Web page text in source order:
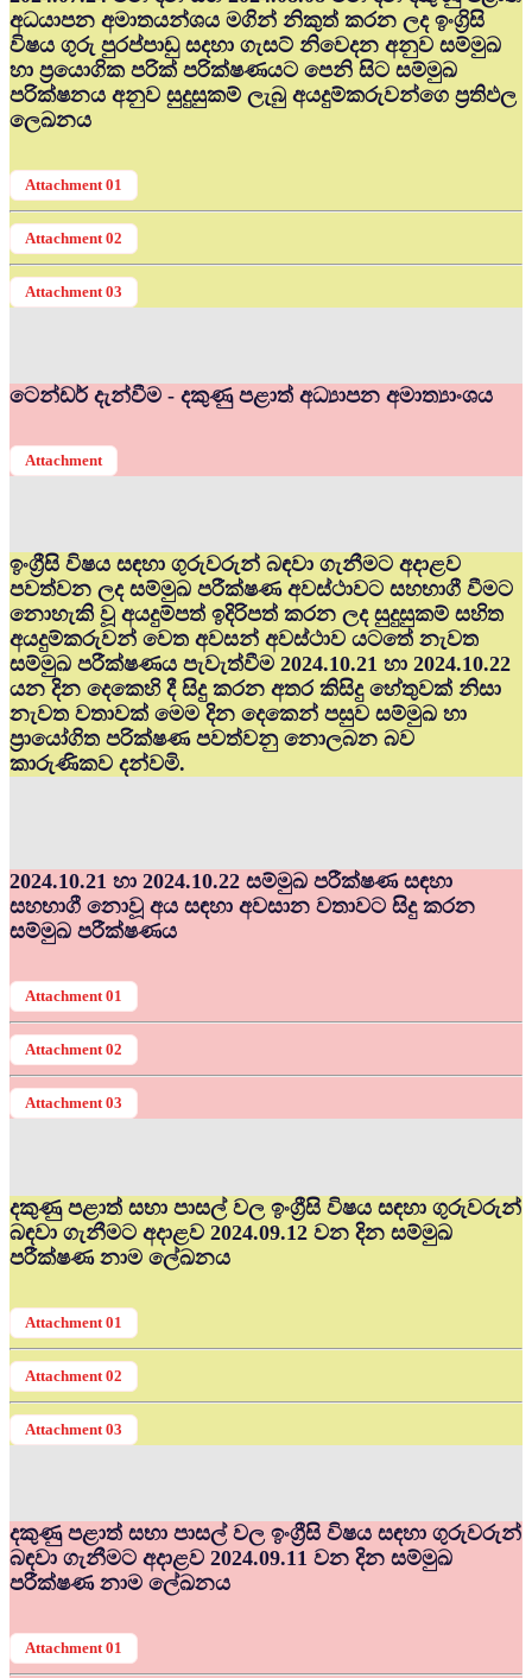
අධ‍යාපන අමාතයන්ශය මගින් නිකුත් කරන ලද ඉංග්‍රිසි
විෂය ගුරු පුරප්පාඩු සදහා ගැසට් නිවෙදන අනුව සම්මුඛ
හා ප්‍රයොගික පරික් පරික්ෂණයට පෙනි සිට සම්මුඛ
පරික්ෂනය අනුව සුදුසුකම් ලැබු අයදුම්කරුවන්ගෙ ප්‍රතිඵල
ලෙඛනය
Attachment 01
Attachment 02
Attachment 03
ටෙන්ඩර් දැන්වීම - දකුණු පළාත් අධ්‍යාපන අමාත්‍යාංශය
Attachment
ඉංග්‍රීසි විෂය සඳහා ගුරුවරුන් බඳවා ගැනීමට අදාළව
පවත්වන ලද සම්මුඛ පරීක්ෂණ අවස්ථාවට සහභාගී වීමට
නොහැකි වූ අයදුම්පත් ඉදිරිපත් කරන ලද සුදුසුකම් සහිත
අයදුම්කරුවන් වෙත අවසන් අවස්ථාව යටතේ නැවත
සම්මුඛ පරීක්ෂණය පැවැත්වීම 2024.10.21 හා 2024.10.22
යන දින දෙකෙහි දී සිදු කරන අතර කිසිදු හේතුවක් නිසා
නැවත වතාවක් මෙම දින දෙකෙන් පසුව සම්මුඛ හා
ප්‍රායෝගිත පරික්ෂණ පවත්වනු නොලබන බව
කාරුණිකව දන්වමි.
2024.10.21 හා 2024.10.22 සම්මුඛ පරීක්ෂණ සඳහා
සහභාගී නොවූ අය සඳහා අවසාන වතාවට සිදු කරන
සම්මුඛ පරීක්ෂණය
Attachment 01
Attachment 02
Attachment 03
දකුණු පළාත් සභා පාසල් වල ඉංග්‍රීසි විෂය සඳහා ගුරුවරුන්
බඳවා ගැනීමට අදාළව 2024.09.12 වන දින සම්මුඛ
පරීක්ෂණ නාම ලේඛනය
Attachment 01
Attachment 02
Attachment 03
දකුණු පළාත් සභා පාසල් වල ඉංග්‍රීසි විෂය සඳහා ගුරුවරුන්
බඳවා ගැනීමට අදාළව 2024.09.11 වන දින සම්මුඛ
පරීක්ෂණ නාම ලේඛනය
Attachment 01